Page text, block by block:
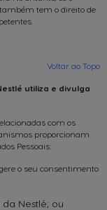
tem o direito de
Voltar ao Topo
utiliza e divulga
com os
proporcionam
Pessoais:
o seu consentimento
Nestlé; ou